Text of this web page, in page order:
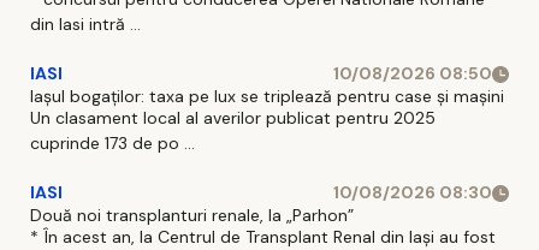
din Iasi intră ...
IASI
10/08/2026 08:50
Iașul bogaților: taxa pe lux se triplează pentru case și mașini
Un clasament local al averilor publicat pentru 2025
cuprinde 173 de po ...
IASI
10/08/2026 08:30
Două noi transplanturi renale, la „Parhon”
* În acest an, la Centrul de Transplant Renal din Iaşi au fost